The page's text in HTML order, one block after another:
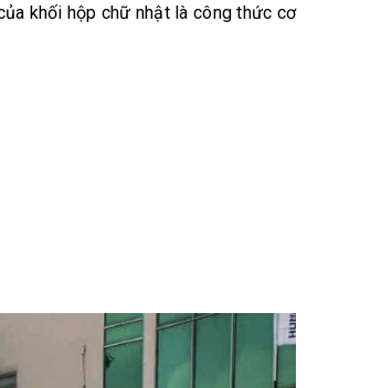
khối hộp chữ nhật là công thức cơ